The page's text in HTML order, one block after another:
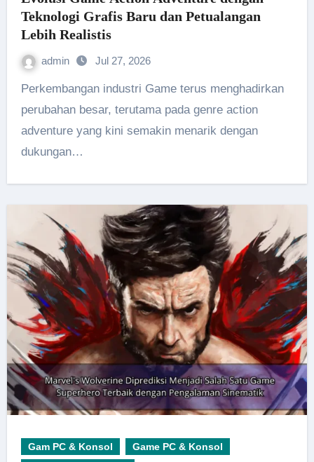
Teknologi Grafis Baru dan Petualangan
Lebih Realistis
admin Jul 27, 2026
Perkembangan industri Game terus menghadirkan
perubahan besar, terutama pada genre action
adventure yang kini semakin menarik dengan
dukungan…
Gam PC & Konsol Game PC & Konsol